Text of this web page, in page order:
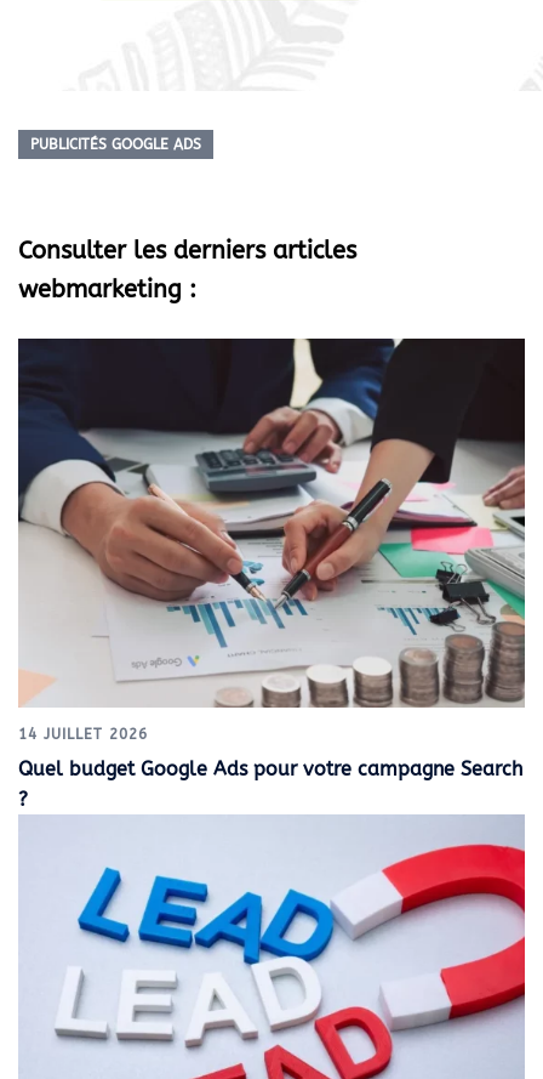
PUBLICITÉS GOOGLE ADS
Consulter les derniers articles
webmarketing :
14 JUILLET 2026
Quel budget Google Ads pour votre campagne Search
?